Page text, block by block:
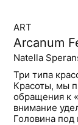
ART
Arcanum
Natella
Три типа
Красоты, мы
обращения к
внимание
Головина под